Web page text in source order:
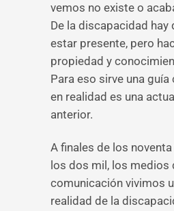
vemos no existe o
De la discapacidad hay
estar presente, pero
propiedad y
Para eso sirve una
en realidad es una
anterior.
A finales de los
los dos mil, los medios
comunicación vivimos
realidad de la